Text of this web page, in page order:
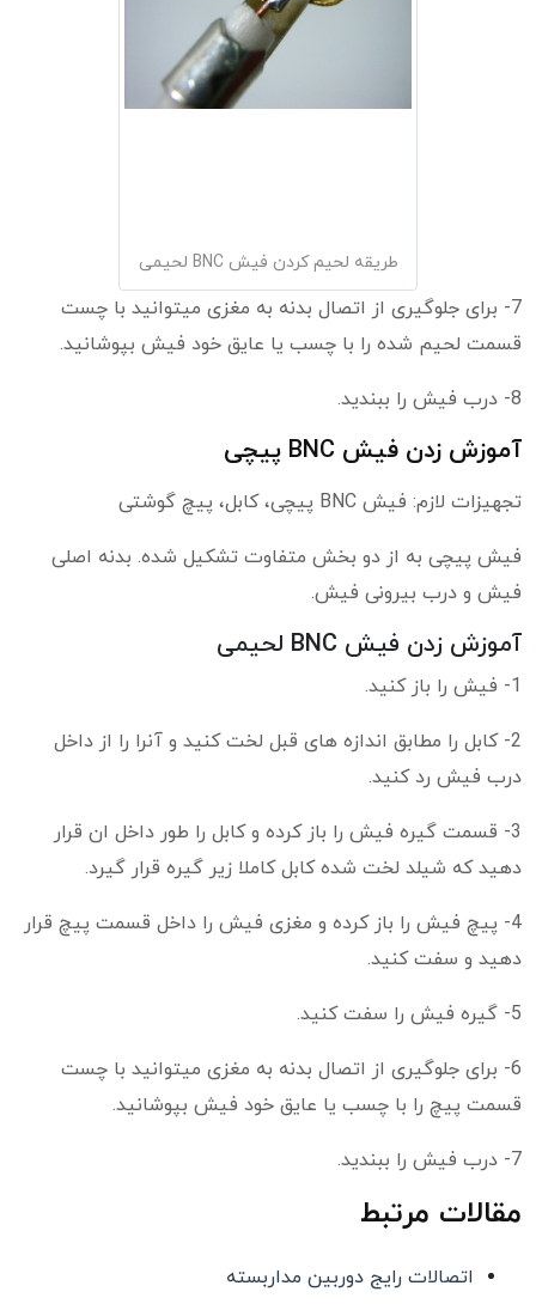
طریقه لحیم کردن فیش BNC لحیمی
7- برای جلوگیری از اتصال بدنه به مغزی میتوانید با چست
قسمت لحیم شده را با چسب یا عایق خود فیش بپوشانید.
8- درب فیش را ببندید.
آموزش زدن فیش BNC پیچی
تجهیزات لازم: فیش BNC پیچی، کابل، پیچ گوشتی
فیش پیچی به از دو بخش متفاوت تشکیل شده. بدنه اصلی
فیش و درب بیرونی فیش.
آموزش زدن فیش BNC لحیمی
1- فیش را باز کنید.
2- کابل را مطابق اندازه های قبل لخت کنید و آنرا را از داخل
درب فیش رد کنید.
3- قسمت گیره فیش را باز کرده و کابل را طور داخل ان قرار
دهید که شیلد لخت شده کابل کاملا زیر گیره قرار گیرد.
4- پیچ فیش را باز کرده و مغزی فیش را داخل قسمت پیچ قرار
دهید و سفت کنید.
5- گیره فیش را سفت کنید.
6- برای جلوگیری از اتصال بدنه به مغزی میتوانید با چست
قسمت پیچ را با چسب یا عایق خود فیش بپوشانید.
7- درب فیش را ببندید.
مقالات مرتبط
اتصالات رایج دوربین مداربسته